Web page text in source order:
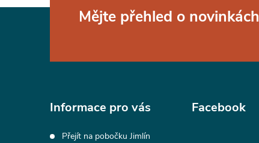
Mějte přehled o novinkách
Informace pro vás
Přejít na pobočku Jimlín
Facebook